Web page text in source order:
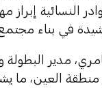
النسائية
في بناء
مدير
العين، ما